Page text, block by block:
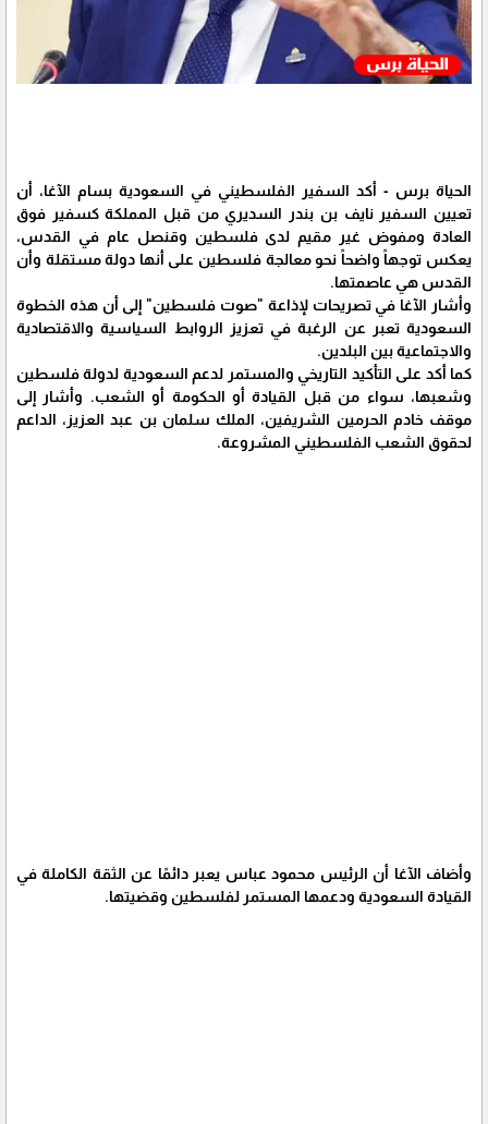
الحياة برس - أكد السفير الفلسطيني في السعودية بسام الآغا، أن
تعيين السفير نايف بن بندر السديري من قبل المملكة كسفير فوق
العادة ومفوض غير مقيم لدى فلسطين وقنصل عام في القدس،
يعكس توجهاً واضحاً نحو معالجة فلسطين على أنها دولة مستقلة وأن
القدس هي عاصمتها.
وأشار الآغا في تصريحات لإذاعة "صوت فلسطين" إلى أن هذه الخطوة
السعودية تعبر عن الرغبة في تعزيز الروابط السياسية والاقتصادية
والاجتماعية بين البلدين.
كما أكد على التأكيد التاريخي والمستمر لدعم السعودية لدولة فلسطين
وشعبها، سواء من قبل القيادة أو الحكومة أو الشعب. وأشار إلى
موقف خادم الحرمين الشريفين، الملك سلمان بن عبد العزيز، الداعم
لحقوق الشعب الفلسطيني المشروعة.
وأضاف الآغا أن الرئيس محمود عباس يعبر دائمًا عن الثقة الكاملة في
القيادة السعودية ودعمها المستمر لفلسطين وقضيتها.